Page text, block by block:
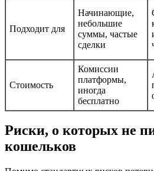
Подходит для
Начинающие,
небольшие
суммы, частые
сделки
Стоимость
Комиссии
платформы,
иногда
бесплатно
Риски, о которых не
кошельков